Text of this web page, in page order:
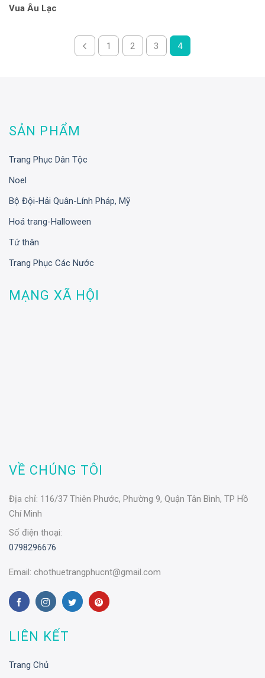
Vua Âu Lạc
1 2 3 4
SẢN PHẨM
Trang Phục Dân Tộc
Noel
Bộ Đội-Hải Quân-Lính Pháp, Mỹ
Hoá trang-Halloween
Tứ thân
Trang Phục Các Nước
MẠNG XÃ HỘI
VỀ CHÚNG TÔI
Địa chỉ: 116/37 Thiên Phước, Phường 9, Quận Tân Bình, TP Hồ
Chí Minh
Số điện thoại:
0798296676
Email: chothuetrangphucnt@gmail.com
LIÊN KẾT
Trang Chủ